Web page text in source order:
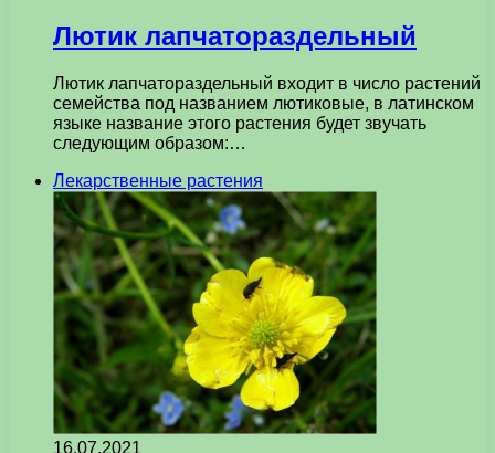
Лютик лапчатораздельный
Лютик лапчатораздельный входит в число растений
семейства под названием лютиковые, в латинском
языке название этого растения будет звучать
следующим образом:…
Лекарственные растения
16.07.2021